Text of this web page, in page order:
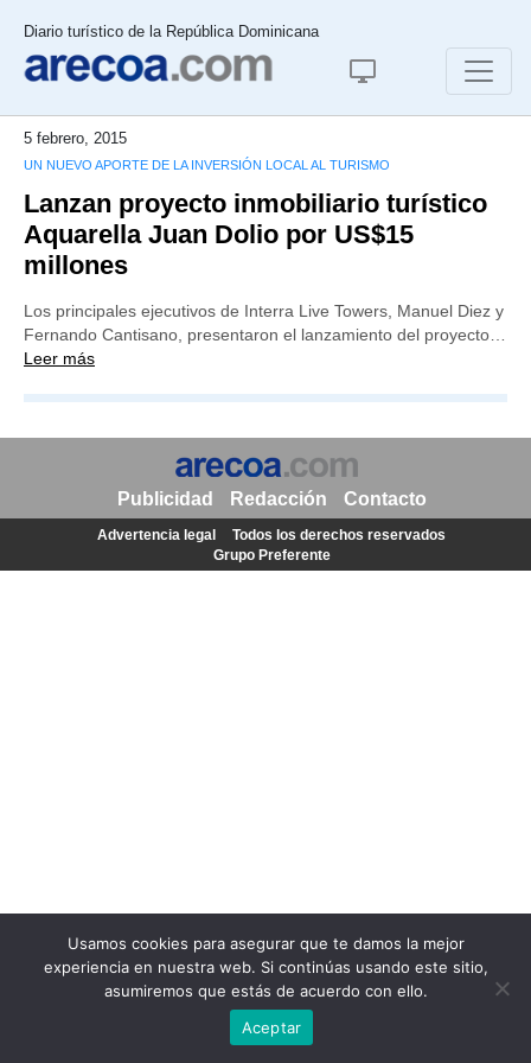
Diario turístico de la República Dominicana
5 febrero, 2015
UN NUEVO APORTE DE LA INVERSIÓN LOCAL AL TURISMO
Lanzan proyecto inmobiliario turístico
Aquarella Juan Dolio por US$15
millones
Los principales ejecutivos de Interra Live Towers, Manuel Diez y
Fernando Cantisano, presentaron el lanzamiento del proyecto…
Leer más
Usamos cookies para asegurar que te damos la mejor
experiencia en nuestra web. Si continúas usando este sitio,
asumiremos que estás de acuerdo con ello.
Aceptar
Publicidad Redacción Contacto
Advertencia legal
Todos los derechos reservados
Grupo Preferente